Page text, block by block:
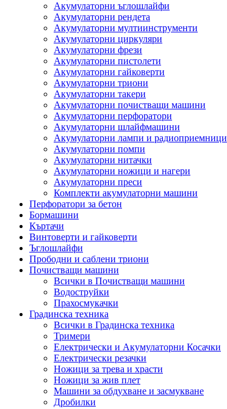
Акумулаторни ъглошлайфи
Акумулаторни рендета
Акумулаторни мултиинструменти
Акумулаторни циркуляри
Акумулаторни фрези
Акумулаторни пистолети
Акумулаторни гайковерти
Акумулаторни триони
Акумулаторни такери
Акумулаторни почистващи машини
Акумулаторни перфоратори
Акумулаторни шлайфмашини
Акумулаторни лампи и радиоприемници
Акумулаторни помпи
Акумулаторни нитачки
Акумулаторни ножици и нагери
Акумулаторни преси
Комплекти акумулаторни машини
Перфоратори за бетон
Бормашини
Къртачи
Винтоверти и гайковерти
Ъглошлайфи
Прободни и саблени триони
Почистващи машини
Всички в Почистващи машини
Водоструйки
Прахосмукачки
Градинска техника
Всички в Градинска техника
Тримери
Електрически и Акумулаторни Косачки
Електрически резачки
Ножици за трева и храсти
Ножици за жив плет
Машини за обдухване и засмукване
Дробилки